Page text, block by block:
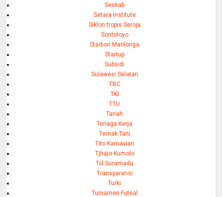
Seskab
Setara Institute
Siklon tropis Seroja
Sontoloyo
Stadion Marilonga
Startup
Subsidi
Sulawesi Selatan
TBC
TKI
TTU
Tanah
Tenaga Kerja
Ternak Tani
Tito Karnavian
Tjhajo Kumolo
Tol Suramadu
Transparansi
Turki
Turnamen Futsal